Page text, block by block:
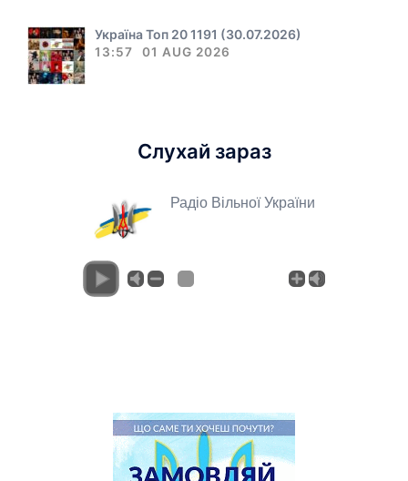
Україна Топ 20 1191 (30.07.2026)
13:57 01 AUG 2026
Слухай зараз
Радіо Вільної України